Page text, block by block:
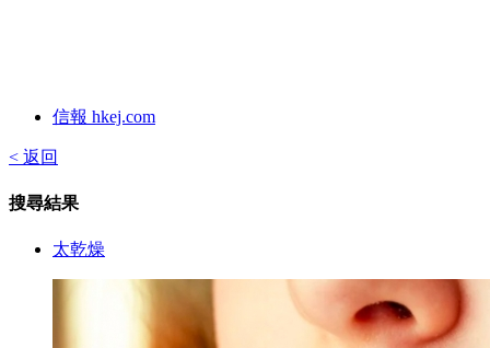
信報 hkej.com
< 返回
搜尋結果
太乾燥